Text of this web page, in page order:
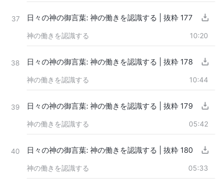
37 日々の神の御言葉: 神の働きを認識する | 抜粋 177
神の働きを認識する 10:20
38 日々の神の御言葉: 神の働きを認識する | 抜粋 178
神の働きを認識する 10:44
39 日々の神の御言葉: 神の働きを認識する | 抜粋 179
神の働きを認識する 05:42
40 日々の神の御言葉: 神の働きを認識する | 抜粋 180
神の働きを認識する 05:33